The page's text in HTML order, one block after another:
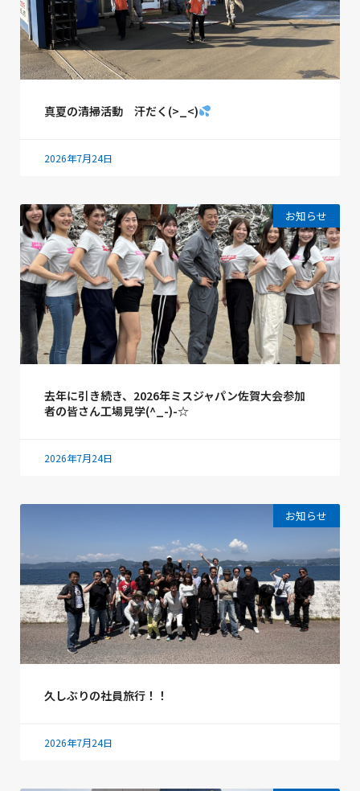
真夏の清掃活動 汗だく(>_<)
2026年7月24日
お知らせ
去年に引き続き、2026年ミスジャパン佐賀大会参加
者の皆さん工場見学(^_-)-☆
2026年7月24日
お知らせ
久しぶりの社員旅行！！
2026年7月24日